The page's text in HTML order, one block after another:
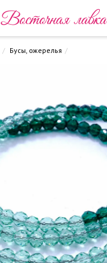
Восточная лавка
Бусы, ожерелья